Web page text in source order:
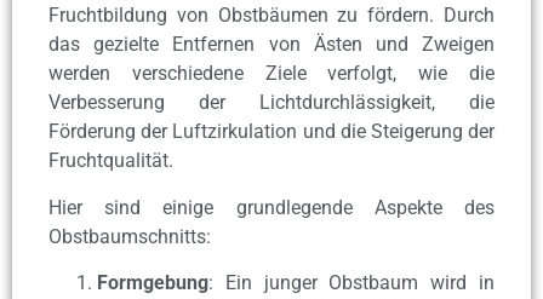
Fruchtbildung von Obstbäumen zu fördern. Durch
das gezielte Entfernen von Ästen und Zweigen
werden verschiedene Ziele verfolgt, wie die
Verbesserung der Lichtdurchlässigkeit, die
Förderung der Luftzirkulation und die Steigerung der
Fruchtqualität.
Hier sind einige grundlegende Aspekte des
Obstbaumschnitts:
Formgebung: Ein junger Obstbaum wird in